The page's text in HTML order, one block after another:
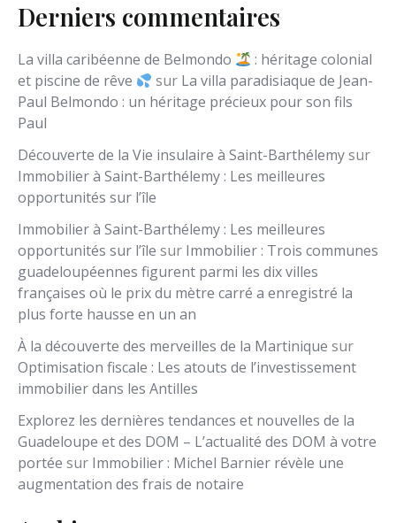
Derniers commentaires
La villa caribéenne de Belmondo
: héritage colonial
et piscine de rêve
sur La villa paradisiaque de Jean-
Paul Belmondo : un héritage précieux pour son fils
Paul
Découverte de la Vie insulaire à Saint-Barthélemysur
Immobilier à Saint-Barthélemy : Les meilleures
opportunités sur l’île
Immobilier à Saint-Barthélemy : Les meilleures
opportunités sur l’île sur Immobilier : Trois communes
guadeloupéennes figurent parmi les dix villes
françaises où le prix du mètre carré a enregistré la
plus forte hausse en un an
À la découverte des merveilles de la Martinique sur
Optimisation fiscale : Les atouts de l’investissement
immobilier dans les Antilles
Explorez les dernières tendances et nouvelles de la
Guadeloupe et des DOM – L’actualité des DOM à votre
portée sur Immobilier : Michel Barnier révèle une
augmentation des frais de notaire